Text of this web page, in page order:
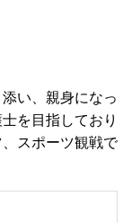
い、親身になっ
を目指しており
スポーツ観戦で